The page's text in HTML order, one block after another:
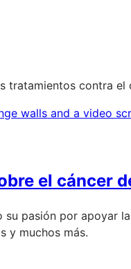
tratamientos contra
el cáncer
pasión por apoyar
y muchos más.